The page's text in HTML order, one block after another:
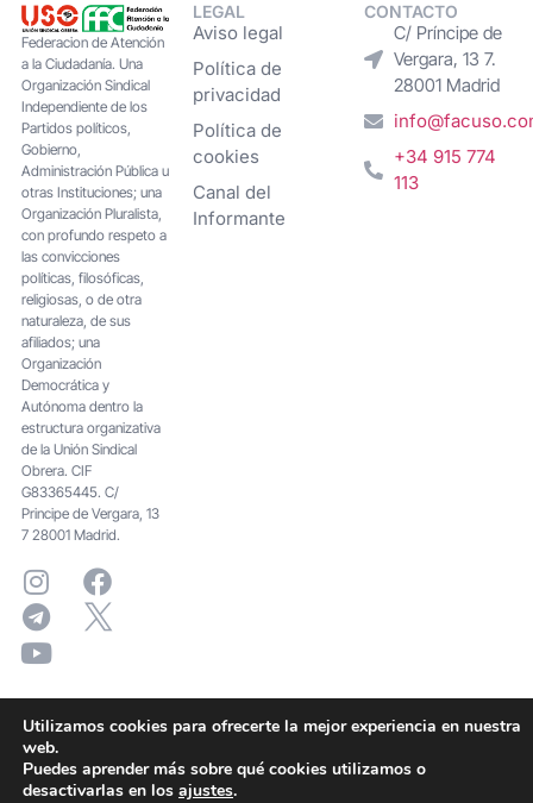
Federacion de Atención
a la Ciudadanía. Una
Organización Sindical
Independiente de los
Partidos políticos,
Gobierno,
Administración Pública u
otras Instituciones; una
Organización Pluralista,
con profundo respeto a
las convicciones
políticas, filosóficas,
religiosas, o de otra
naturaleza, de sus
afiliados; una
Organización
Democrática y
Autónoma dentro la
estructura organizativa
de la Unión Sindical
Obrera. CIF
G83365445. C/
Principe de Vergara, 13
7 28001 Madrid.
LEGAL
Aviso legal
Política de
privacidad
Política de
cookies
Canal del
Informante
CONTACTO
C/ Príncipe de
Vergara, 13 7.
28001 Madrid
+34 915 774
113
Utilizamos cookies para ofrecerte la mejor experiencia en nuestra
web.
Puedes aprender más sobre qué cookies utilizamos o
desactivarlas en los ajustes.